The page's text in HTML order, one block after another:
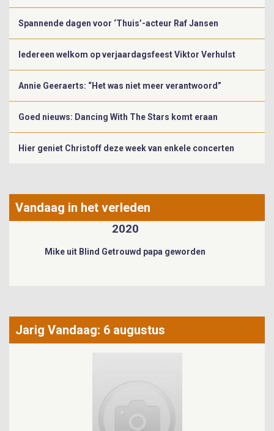
Spannende dagen voor ‘Thuis’-acteur Raf Jansen
Iedereen welkom op verjaardagsfeest Viktor Verhulst
Annie Geeraerts: “Het was niet meer verantwoord”
Goed nieuws: Dancing With The Stars komt eraan
Hier geniet Christoff deze week van enkele concerten
Vandaag in het verleden
James Cooke getrouwd
Jarig Vandaag: 6 augustus